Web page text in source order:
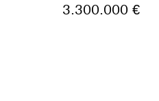
3.300.000 €